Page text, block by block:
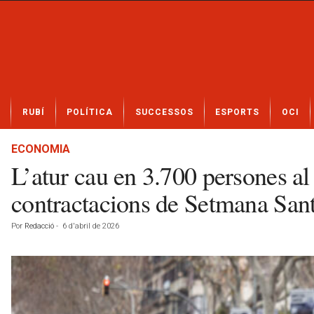
t
RUBÍ POLÍTICA SUCCESSOS ESPORTS OCI
ECONOMIA
L’atur cau en 3.700 persones
contractacions de Setmana
Por Redacció - 6 d'abril de 2026